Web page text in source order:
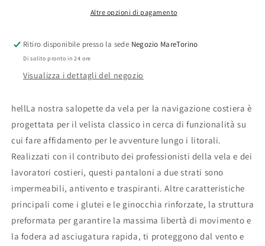
Altre opzioni di pagamento
Ritiro disponibile presso la sede Negozio MareTorino
Di solito pronto in 24 ore
Visualizza i dettagli del negozio
hellLa nostra salopette da vela per la navigazione costiera è
progettata per il velista classico in cerca di funzionalità su
cui fare affidamento per le avventure lungo i litorali.
Realizzati con il contributo dei professionisti della vela e dei
lavoratori costieri, questi pantaloni a due strati sono
impermeabili, antivento e traspiranti. Altre caratteristiche
principali come i glutei e le ginocchia rinforzate, la struttura
preformata per garantire la massima libertà di movimento e
la fodera ad asciugatura rapida, ti proteggono dal vento e